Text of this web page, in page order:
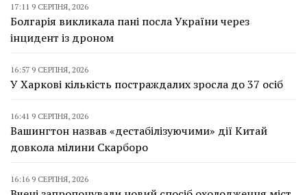
17:11 9 СЕРПНЯ, 2026
Болгарія викликала пані посла України через
інцидент із дроном
16:57 9 СЕРПНЯ, 2026
У Харкові кількість постраждалих зросла до 37 осіб
16:41 9 СЕРПНЯ, 2026
Вашингтон назвав «дестабілізуючими» дії Китай
довкола мілини Скарборо
16:16 9 СЕРПНЯ, 2026